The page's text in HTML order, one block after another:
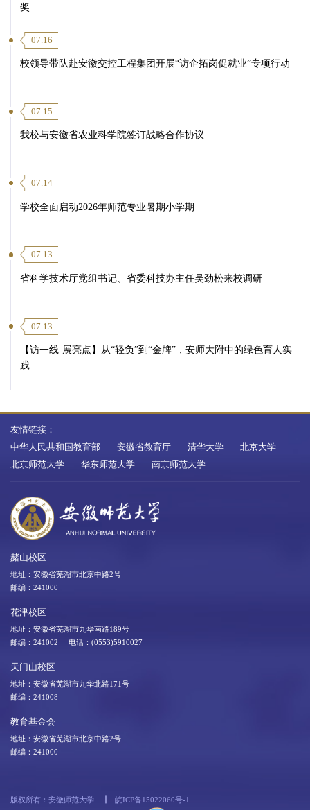
奖
07.16
校领导带队赴安徽交控工程集团开展“访企拓岗促就业”专项行动
07.15
我校与安徽省农业科学院签订战略合作协议
07.14
学校全面启动2026年师范专业暑期小学期
07.13
省科学技术厅党组书记、省委科技办主任吴劲松来校调研
07.13
【访一线·展亮点】从“轻负”到“金牌”，安师大附中的绿色育人实
践
友情链接：
中华人民共和国教育部
安徽省教育厅 清华大学
北京大学
北京师范大学
华东师范大学 南京师范大学
赭山校区
地址：安徽省芜湖市北京中路2号
邮编：241000
花津校区
地址：安徽省芜湖市九华南路189号
邮编：241002 电话：(0553)5910027
天门山校区
地址：安徽省芜湖市九华北路171号
邮编：241008
教育基金会
地址：安徽省芜湖市北京中路2号
邮编：241000
版权所有：安徽师范大学 皖ICP备15022060号-1